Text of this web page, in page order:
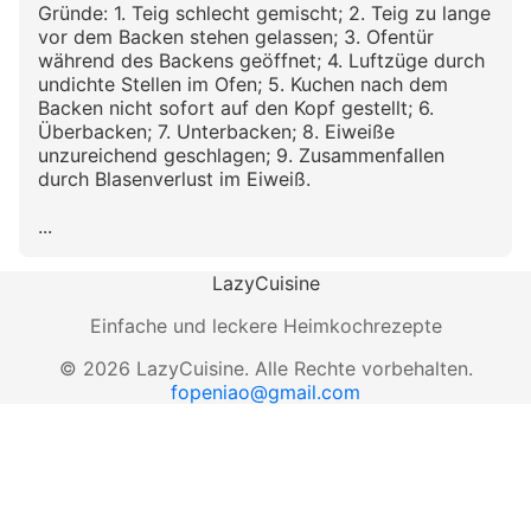
Gründe: 1. Teig schlecht gemischt; 2. Teig zu lange
vor dem Backen stehen gelassen; 3. Ofentür
während des Backens geöffnet; 4. Luftzüge durch
undichte Stellen im Ofen; 5. Kuchen nach dem
Backen nicht sofort auf den Kopf gestellt; 6.
Überbacken; 7. Unterbacken; 8. Eiweiße
unzureichend geschlagen; 9. Zusammenfallen
durch Blasenverlust im Eiweiß.
...
LazyCuisine
Einfache und leckere Heimkochrezepte
© 2026 LazyCuisine. Alle Rechte vorbehalten.
fopeniao@gmail.com